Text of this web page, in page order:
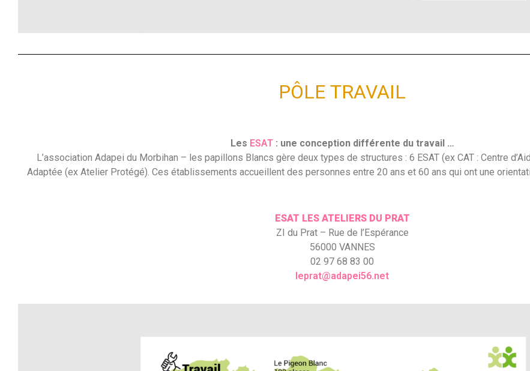
PÔLE TRAVAIL
Les ESAT: une conception différente du travail …
L’association Adapei du Morbihan – les papillons Blancs gère deux types de structures : 6 ESAT (ex CAT : Centre
Adaptée (ex Atelier Protégé). Ces établissements accueillent des personnes entre 20 ans et 60 ans qui ont une
ESAT LES ATELIERS DU PRAT
ZI du Prat – Rue de l’Espérance
56000 VANNES
02 97 68 83 00
leprat@adapei56.net